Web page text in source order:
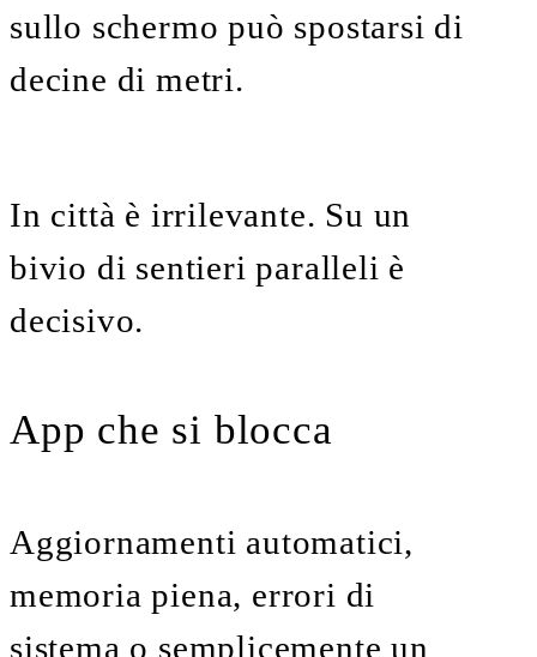
sullo schermo può spostarsi di
decine di metri.
In città è irrilevante. Su un
bivio di sentieri paralleli è
decisivo.
App che si blocca
Aggiornamenti automatici,
memoria piena, errori di
sistema o semplicemente un